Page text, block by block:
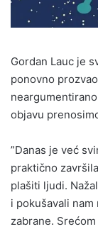
Gordan Lauc je
ponovno
objavu
”Danas je već
praktično
plašiti ljudi.
i pokušavali
zabrane.